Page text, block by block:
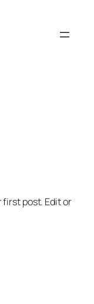
first post. Edit or